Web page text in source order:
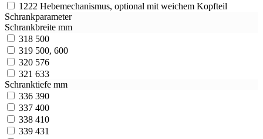
1222 Hebemechanismus, optional mit weichem Kopfteil
Schrankparameter
Schrankbreite mm
318 500
319 500, 600
320 576
321 633
Schranktiefe mm
336 390
337 400
338 410
339 431